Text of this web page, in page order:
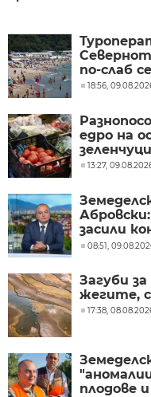
по-слаб
18:56,
едро на
13:27,
засили
трети
08:51,
Загуби
жегите,
17:38,
плодове